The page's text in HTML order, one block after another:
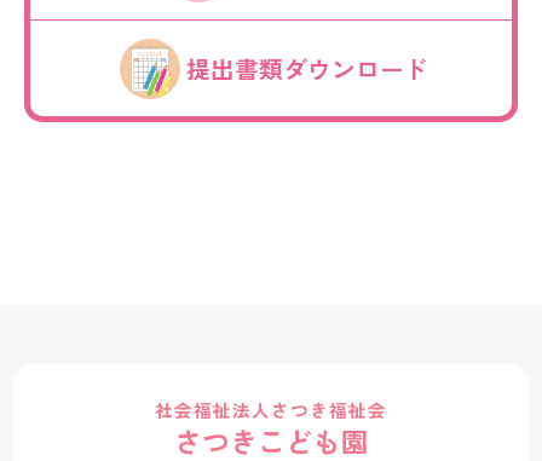
提出書類ダウンロード
社会福祉法人さつき福祉会
さつきこども園